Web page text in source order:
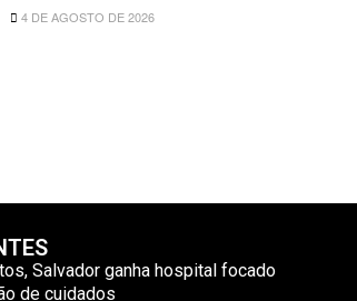
4 DE AGOSTO DE 2026
Salvador ganha hospital focado
de cuidados